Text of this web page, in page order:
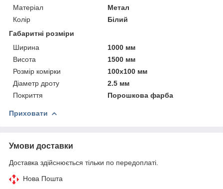
Матеріал
Метал
Колір
Білий
Габаритні розміри
Ширина
1000 мм
Висота
1500 мм
Розмір комірки
100x100 мм
Діаметр дроту
2.5 мм
Покриття
Порошкова фарба
Приховати
Умови доставки
Доставка здійснюється тільки по передоплаті.
Нова Пошта